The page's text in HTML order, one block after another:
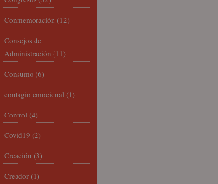
Conmemoración (12)
Consejos de
Administración (11)
Consumo (6)
contagio emocional (1)
Control (4)
Covid19 (2)
Creación (3)
Creador (1)